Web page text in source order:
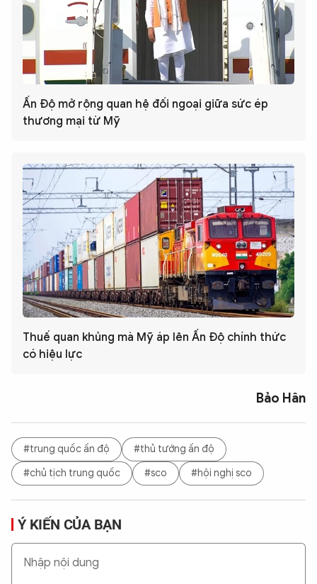
Ấn Độ mở rộng quan hệ đối ngoại giữa sức ép
thương mại từ Mỹ
Thuế quan khủng mà Mỹ áp lên Ấn Độ chính thức
có hiệu lực
Bảo Hân
#trung quốc ấn độ
#thủ tướng ấn độ
#chủ tịch trung quốc
#sco #hội nghị sco
Ý KIẾN CỦA BẠN